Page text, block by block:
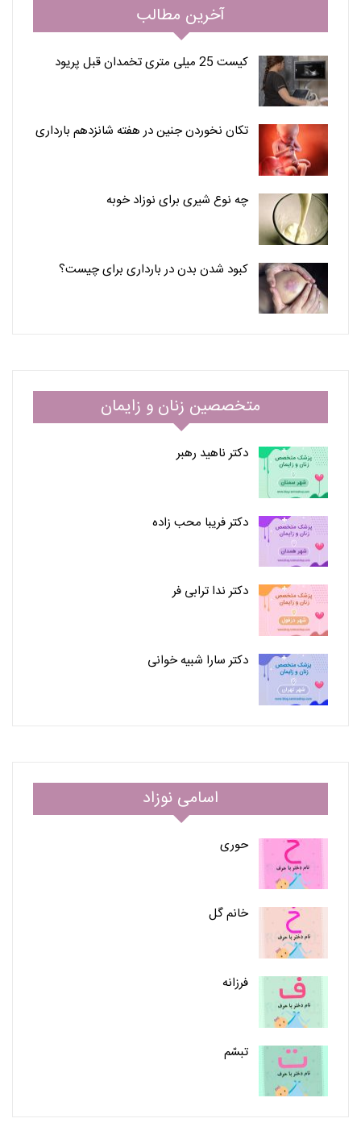
آخرین مطالب
کیست 25 میلی متری تخمدان قبل پریود
تکان نخوردن جنین در هفته شانزدهم بارداری
چه نوع شیری برای نوزاد خوبه
کبود شدن بدن در بارداری برای چیست؟
متخصصین زنان و زایمان
دکتر ناهید رهبر
دکتر فریبا محب زاده
دکتر ندا ترابی فر
دکتر سارا شبیه خوانی
اسامی نوزاد
حوری
خانم گل
فرزانه
تبسّم